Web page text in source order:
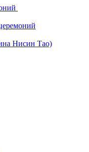
Нисин Тао)